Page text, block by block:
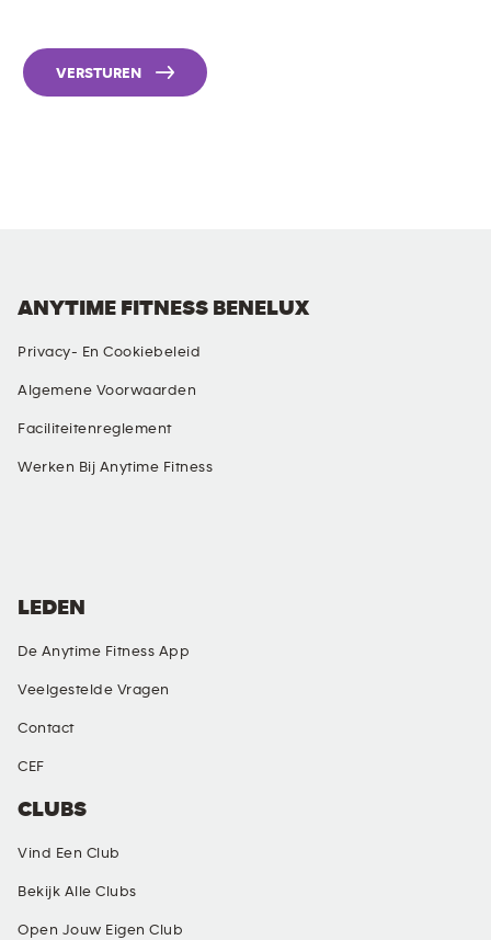
VERSTUREN
ANYTIME FITNESS BENELUX
Privacy- En Cookiebeleid
Algemene Voorwaarden
Faciliteitenreglement
Werken Bij Anytime Fitness
CLUBS
Vind Een Club
Bekijk Alle Clubs
Open Jouw Eigen Club
LEDEN
De Anytime Fitness App
Veelgestelde Vragen
Contact
CEF